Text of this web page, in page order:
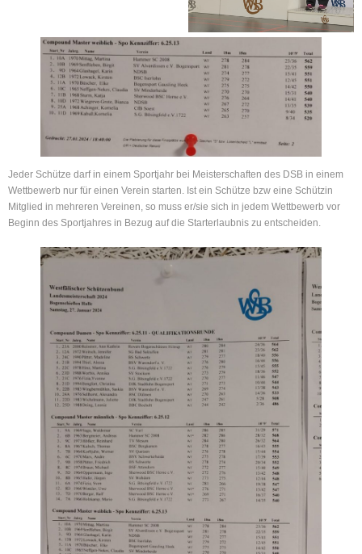
Jeder Schütze darf in einem Sportjahr bei Meisterschaften des DSB in einem
Wettbewerb nur für einen Verein starten. Ist ein Schütze bzw eine Schützin
Mitglied in mehreren Vereinen, so muss er/sie sich in jedem Wettbewerb vor
Beginn des Sportjahres in Bezug auf die Starterlaubnis zu entscheiden.